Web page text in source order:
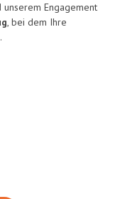
Engagement
, bei dem Ihre